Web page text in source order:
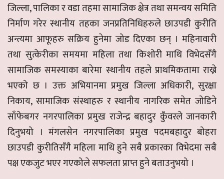
जिल्ला, पालिका र वडा तहमा सामाजिक क्षेत्र तथा समन्वय समिति
निर्माण गरेर स्थानीय तहका जनप्रतिनिधिहरुले छाउपडी कुरीति
अन्त्यमा आफूहरु सक्रिय हुनेमा जोड दिएका छन् । महिनावारी
तथा सुत्केरीका समयमा महिला तथा किशोरी माथि विभेदसँगै
सामाजिक समस्याका बारेमा स्थानीय तहले प्राथमिकतामा राख्ने
भएको छ । उक्त अभियानमा प्रमुख जिल्ला अधिकारी, सुरक्षा
निकाय, सामाजिक संस्थाहरु र स्थानीय नागरिक समेत जोडिने
साँफेबगर नगरपालिका प्रमुख राजेन्द्र बहादुर कुँवरले जानकारी
दिनुभयो । मंगलसेन नगरपालिका प्रमुख पदमबहादुर बोहरा
छाउपडी कुरीतिसँगै महिला माथि हुने सबै प्रकारका विभेदमा सबै
पक्ष एकजुट भएर गएकोले सफलता प्राप्त हुने बताउनुभयो ।